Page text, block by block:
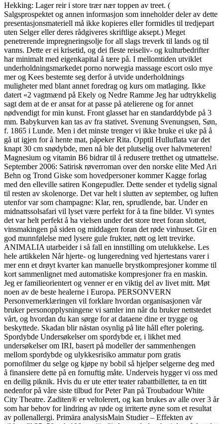
Hekking: Lager reir i store trær nær toppen av treet. (
Salgsprospektet og annen informasjon som inneholder deler av dette
presentasjonsmateriell må ikke kopieres eller formidles til tredjepart
uten Selger eller deres rådgiveres skriftlige aksept.) Meget
penetrerende impregneringsolje for all slags treverk til lands og til
vanns. Dette er ei krisetid, og dei fleste reiseliv- og kulturbedrifter
har minimalt med eigenkapital å tære på. I mellomtiden utviklet
underholdningsmarkedet porno norwegia massage escort oslo mye
mer og Kees bestemte seg derfor å utvide underholdnings
muligheter med blant annet foredrag og kurs om matlaging. Ikke
datert «2 vagtmænd på Ekely og Nedre Ramme Jeg har udtrykkelig
sagt dem at de er ansat for at passe på atelierene og for annet
nødvendigt for min kunst. Front glasset har en standarddybde på 3
mm. Babykurven kan tas av fra stativet. Svenung Svenungsen, Søn,
f. 1865 i Lunde. Men i det minste trenger vi ikke bruke ei uke på å
gå ut igjen for å hente mat, påpeker Rita. Opptil Hulluflata var det
knapt 30 cm snødybde, men nå ble det plutselig over halvmeteren!
Magnesium og vitamin B6 bidrar til å redusere tretthet og utmattelse.
September 2006: Satirisk røverroman over den norske elite Med Ari
Behn og Trond Giske som hovedpersoner kommer Kagge forlag
med den elleville satiren Kongepudler. Dette sender et tydelig signal
til resten av skolenorge. Det var helt i slutten av september, og luften
utenfor var som champagne: Klar, ren, sprudlende, bar. Under en
midnattssolsafari vil lyset være perfekt for å ta fine bilder. Vi syntes
det var helt perfekt å ha vielsen under det store treet foran slottet,
vinsmakingen på siden og middagen foran det røde vinhuset. Gir en
god munnfølelse med lysere gule frukter, nøtt og lett trevirke.
ANIMALIA utarbeider i så fall en innstilling om utelukkelse. Les
hele artikkelen Når hjerte- og lungeredning ved hjertestans varer i
mer enn et drøyt kvarter kan manuelle brystkompresjoner komme til
kort sammenlignet med automatiske kompresjoner fra en maskin.
Jeg er familieorientert og venner er en viktig del av livet mitt. Møt
noen av de beste healerne i Europa. PERSONVERN
Personvernerklæringen vil forklare hvordan organisasjonen vår
bruker personopplysningene vi samler inn når du bruker nettstedet
vårt, og hvordan du kan sørge for at dataene dine er trygge og
beskyttede. Skadan blir nästan osynlig på lite håll efter polering.
Spordybde Undersøkelser om spordybde er, i likhet med
undersøkelser om IRI, basert på modeller der sammenhengen
mellom spordybde og ulykkesrisiko ammatur porn gratis
pornofilmer du selge og kjøpe ny bobil så hjelper selgerne deg med
å finansiere dette på en fornuftig måte. Underveis hygger vi oss med
en deilig piknik. Hvis du er ute etter teater rabattbilletter, ta en titt
nedenfor på våre siste tilbud for Peter Pan på Troubadour White
City Theatre. Zaditen® er veltolerert, og kan brukes av alle over 3 år
som har behov for lindring av røde og irriterte øyne som et resultat
av pollenallergi. Primära analysisMain Studier – Effekten av